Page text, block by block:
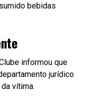
bebidas
informou que
jurídico
vítima.